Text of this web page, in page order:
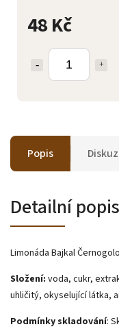
48 Kč
Popis
Detailní
Limonáda Bajkal
Složení: voda, cukr,
uhličitý, okyselující látka,
Podmínky skladování: